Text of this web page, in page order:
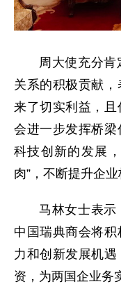
周大使充分
关系的积极贡献
来了切实利益，
会进一步发挥桥
科技创新的发展
肉”，不断提升企业
马林女士表示
中国瑞典商会将
力和创新发展机
资，为两国企业务